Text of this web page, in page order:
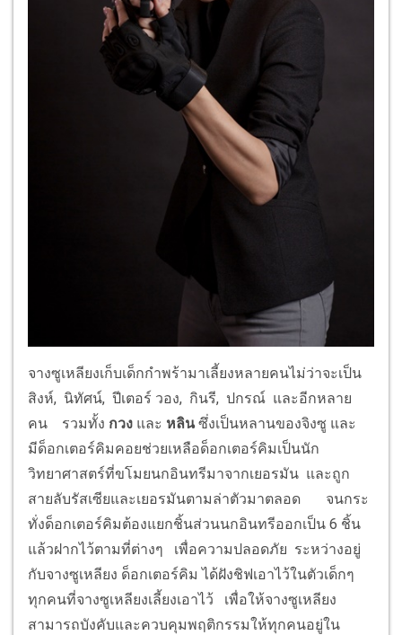
จางซูเหลียงเก็บเด็กกำพร้ามาเลี้ยงหลายคนไม่ว่าจะเป็น
สิงห์, นิทัศน์, ปีเตอร์ วอง, กินรี, ปกรณ์ และอีกหลาย
คน รวมทั้ง กวง และ หลินซึ่งเป็นหลานของจิงซู และ
มีด็อกเตอร์คิมคอยช่วยเหลือด็อกเตอร์คิมเป็นนัก
วิทยาศาสตร์ที่ขโมยนกอินทรีมาจากเยอรมัน และถูก
สายลับรัสเซียและเยอรมันตามล่าตัวมาตลอด จนกระ
ทั่งด็อกเตอร์คิมต้องแยกชิ้นส่วนนกอินทรีออกเป็น 6 ชิ้น
แล้วฝากไว้ตามที่ต่างๆ เพื่อความปลอดภัย ระหว่างอยู่
กับจางซูเหลียง ด็อกเตอร์คิม ได้ฝังชิฟเอาไว้ในตัวเด็กๆ
ทุกคนที่จางซูเหลียงเลี้ยงเอาไว้ เพื่อให้จางซูเหลียง
สามารถบังคับและควบคุมพฤติกรรมให้ทุกคนอยู่ใน